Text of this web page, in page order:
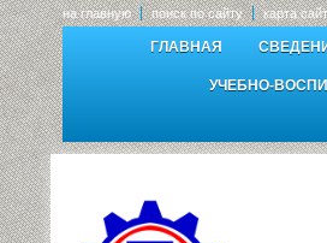
на главную поиск по сайту карта
ГЛАВНАЯ
УЧЕБНО-